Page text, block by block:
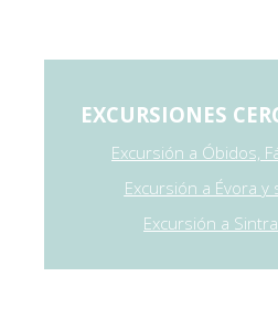
EXCURSIONES
Excursión a Óbidos,
Excursión a Évora y
Excursión a